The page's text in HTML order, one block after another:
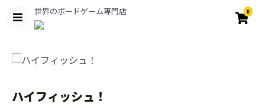
世界のボードゲーム専門店 0
ハイフィッシュ！